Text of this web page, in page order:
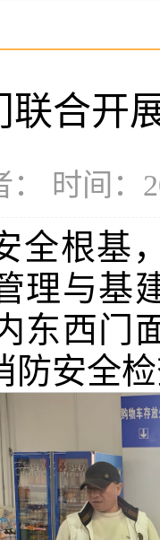
联合开
： 时间：
全根基
理与基
东西门
防安全